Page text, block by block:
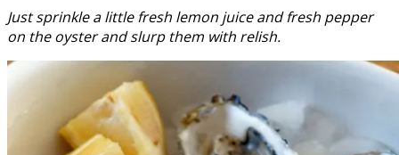
Just sprinkle a little fresh lemon juice and fresh pepper
on the oyster and slurp them with relish.